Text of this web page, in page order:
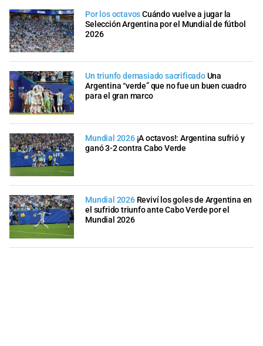
Por los octavosCuándo vuelve a jugar la
Selección Argentina por el Mundial de fútbol
2026
Un triunfo demasiado sacrificadoUna
Argentina “verde” que no fue un buen cuadro
para el gran marco
Mundial 2026 ¡A octavos!: Argentina sufrió y
ganó 3-2 contra Cabo Verde
Mundial 2026 Reviví los goles de Argentina en
el sufrido triunfo ante Cabo Verde por el
Mundial 2026